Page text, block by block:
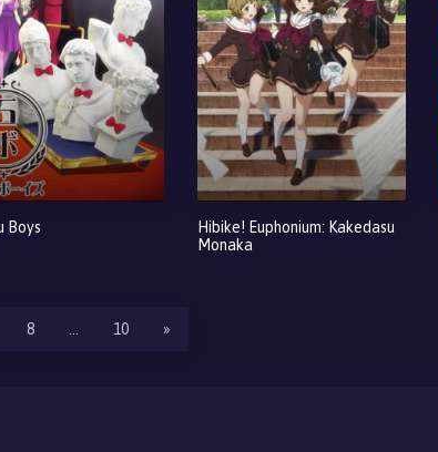
Boys
Hibike! Euphonium: Kakedasu
Monaka
8 10 »